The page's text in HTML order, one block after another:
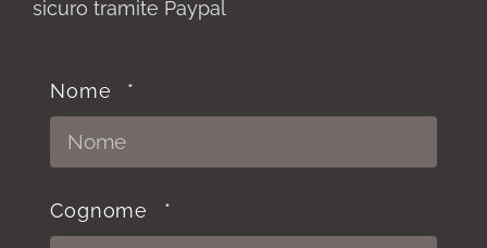
sicuro tramite Paypal
Nome
Cognome